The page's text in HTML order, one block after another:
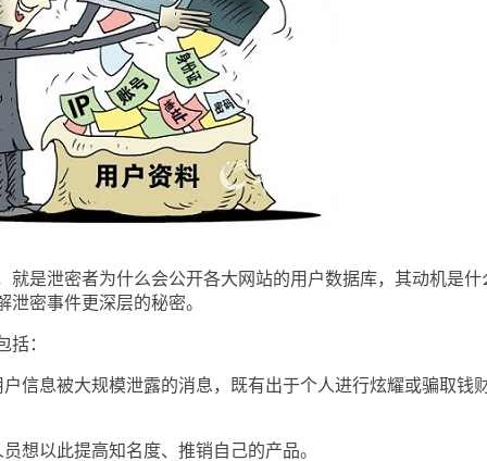
泄密者为什么会公开各大网站的用户数据库，其动机是什
密事件更深层的秘密。
：
息被大规模泄露的消息，既有出于个人进行炫耀或骗取钱
以此提高知名度、推销自己的产品。